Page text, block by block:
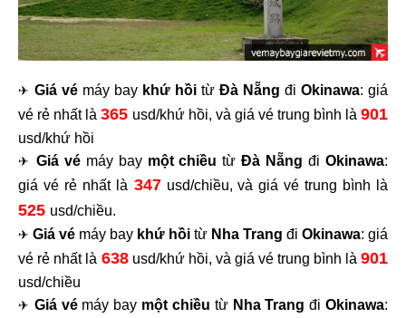
✈ Giá vé máy bay khứ hồi từ Đà Nẵng đi Okinawa: giá
vé rẻ nhất là 365 usd/khứ hồi, và giá vé trung bình là 901
usd/khứ hồi
✈ Giá vémáy bay một chiều từĐà NẵngđiOkinawa:
giá vé rẻ nhất là 347usd/chiều, và giá vé trung bình là
525 usd/chiều.
✈ Giá vé máy bay khứ hồi từ Nha Trang đi Okinawa: giá
vé rẻ nhất là 638 usd/khứ hồi, và giá vé trung bình là 901
usd/chiều
✈ Giá vémáy bay một chiều từ Nha Trang điOkinawa: